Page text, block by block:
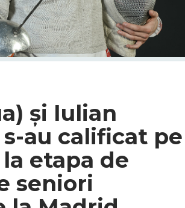
și Iulian
s-au calificat pe
etapa de
seniori